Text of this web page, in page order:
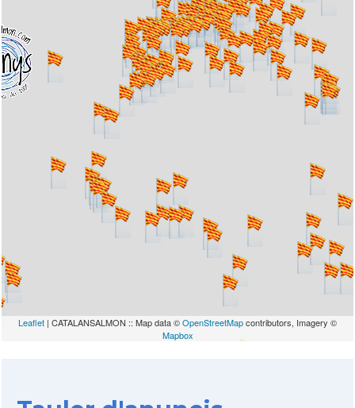
Leaflet | CATALANSALMON :: Map data ©OpenStreetMapcontributors, Imagery ©
Mapbox